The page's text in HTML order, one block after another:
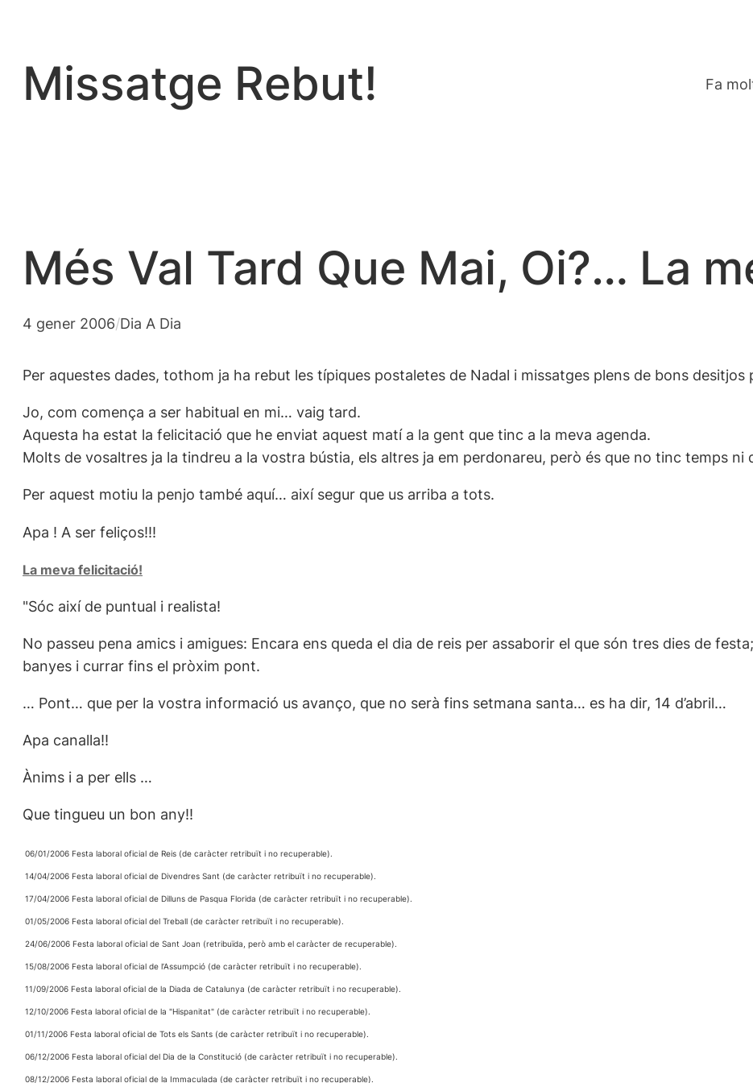
contingut
Missatge Rebut! Fa
Més Val Tard Que Mai, Oi?… La
4 gener 2006/Dia A Dia
Per aquestes dades, tothom ja ha rebut les típiques postaletes de Nadal i missatges plens de bons desitjos
Jo, com comença a ser habitual en mi… vaig tard.
Aquesta ha estat la felicitació que he enviat aquest matí a la gent que tinc a la meva agenda.
Molts de vosaltres ja la tindreu a la vostra bústia, els altres ja em perdonareu, però és que no tinc temps ni
Per aquest motiu la penjo també aquí… així segur que us arriba a tots.
Apa ! A ser feliços!!!
La meva felicitació!
"Sóc així de puntual i realista!
No passeu pena amics i amigues: Encara ens queda el dia de reis per assaborir el que són tres dies de
banyes i currar fins el pròxim pont.
… Pont… que per la vostra informació us avanço, que no serà fins setmana santa… es ha dir, 14 d’abril…
Apa canalla!!
Ànims i a per ells …
Que tingueu un bon any!!
 06/01/2006 Festa laboral oficial de Reis (de caràcter retribuït i no recuperable).
 14/04/2006 Festa laboral oficial de Divendres Sant (de caràcter retribuït i no recuperable).
 17/04/2006 Festa laboral oficial de Dilluns de Pasqua Florida (de caràcter retribuït i no recuperable).
 01/05/2006 Festa laboral oficial del Treball (de caràcter retribuït i no recuperable).
 24/06/2006 Festa laboral oficial de Sant Joan (retribuïda, però amb el caràcter de recuperable).
 15/08/2006 Festa laboral oficial de l’Assumpció (de caràcter retribuït i no recuperable).
 11/09/2006 Festa laboral oficial de la Diada de Catalunya (de caràcter retribuït i no recuperable).
 12/10/2006 Festa laboral oficial de la "Hispanitat" (de caràcter retribuït i no recuperable).
 01/11/2006 Festa laboral oficial de Tots els Sants (de caràcter retribuït i no recuperable).
 06/12/2006 Festa laboral oficial del Dia de la Constitució (de caràcter retribuït i no recuperable).
 08/12/2006 Festa laboral oficial de la Immaculada (de caràcter retribuït i no recuperable).